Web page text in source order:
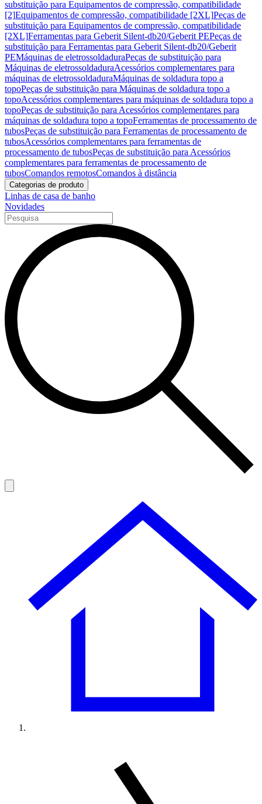
substituição para Equipamentos de compressão, compatibilidade
[2]Equipamentos de compressão, compatibilidade [2XL]Peças de
substituição para Equipamentos de compressão, compatibilidade
[2XL]Ferramentas para Geberit Silent-db20/Geberit PEPeças de
substituição para Ferramentas para Geberit Silent-db20/Geberit
PEMáquinas de eletrossoldaduraPeças de substituição para
Máquinas de eletrossoldaduraAcessórios complementares para
máquinas de eletrossoldaduraMáquinas de soldadura topo a
topoPeças de substituição para Máquinas de soldadura topo a
topoAcessórios complementares para máquinas de soldadura topo a
topoPeças de substituição para Acessórios complementares para
máquinas de soldadura topo a topoFerramentas de processamento de
tubosPeças de substituição para Ferramentas de processamento de
tubosAcessórios complementares para ferramentas de
processamento de tubosPeças de substituição para Acessórios
complementares para ferramentas de processamento de
tubosComandos remotosComandos à distância
Categorias de produto
Linhas de casa de banho
Novidades